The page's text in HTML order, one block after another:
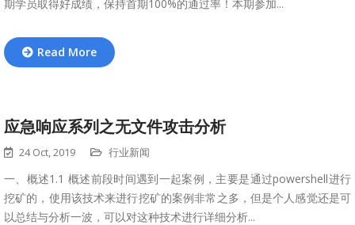
期学员取得好成绩，保持首期100%的通过率！本期参加...
Read More
应急响应系列之无文件攻击分析
24 Oct, 2019 行业新闻
一、概述1.1 概述前段时间遇到一起案例，主要是通过powershell进行
挖矿的，使用该技术来进行挖矿的案例非常之多，但是个人感觉还是可
以总结与分析一波，可以对这种技术进行详细分析...